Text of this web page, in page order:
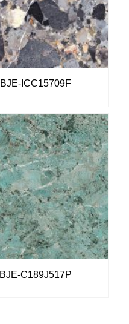
BJE-ICC15709F
BJE-C189J517P